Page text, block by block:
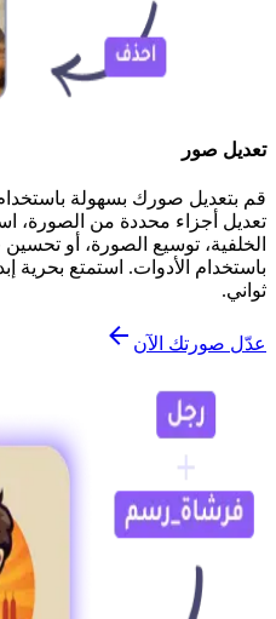
تعديل صور
قم بتعديل صورك بسهولة
تعديل أجزاء محددة من الصورة،
الخلفية، توسيع الصورة، أو
باستخدام الأدوات. استمتع بحرية
ثواني.
عدّل صورتك الآن